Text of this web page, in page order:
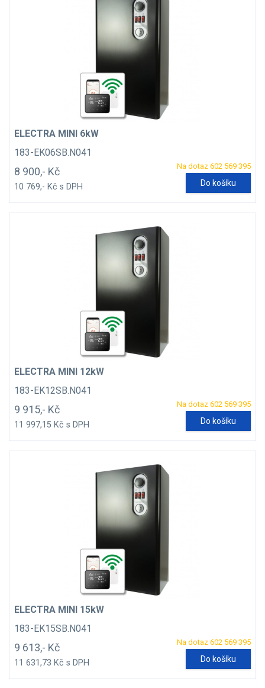
ELECTRA MINI 6kW
183-EK06SB.N041
Na dotaz 602 569 395
8 900,- Kč
10 769,- Kč s DPH Do košíku
ELECTRA MINI 12kW
183-EK12SB.N041
Na dotaz 602 569 395
9 915,- Kč
11 997,15 Kč s DPH Do košíku
ELECTRA MINI 15kW
183-EK15SB.N041
Na dotaz 602 569 395
9 613,- Kč
11 631,73 Kč s DPH Do košíku